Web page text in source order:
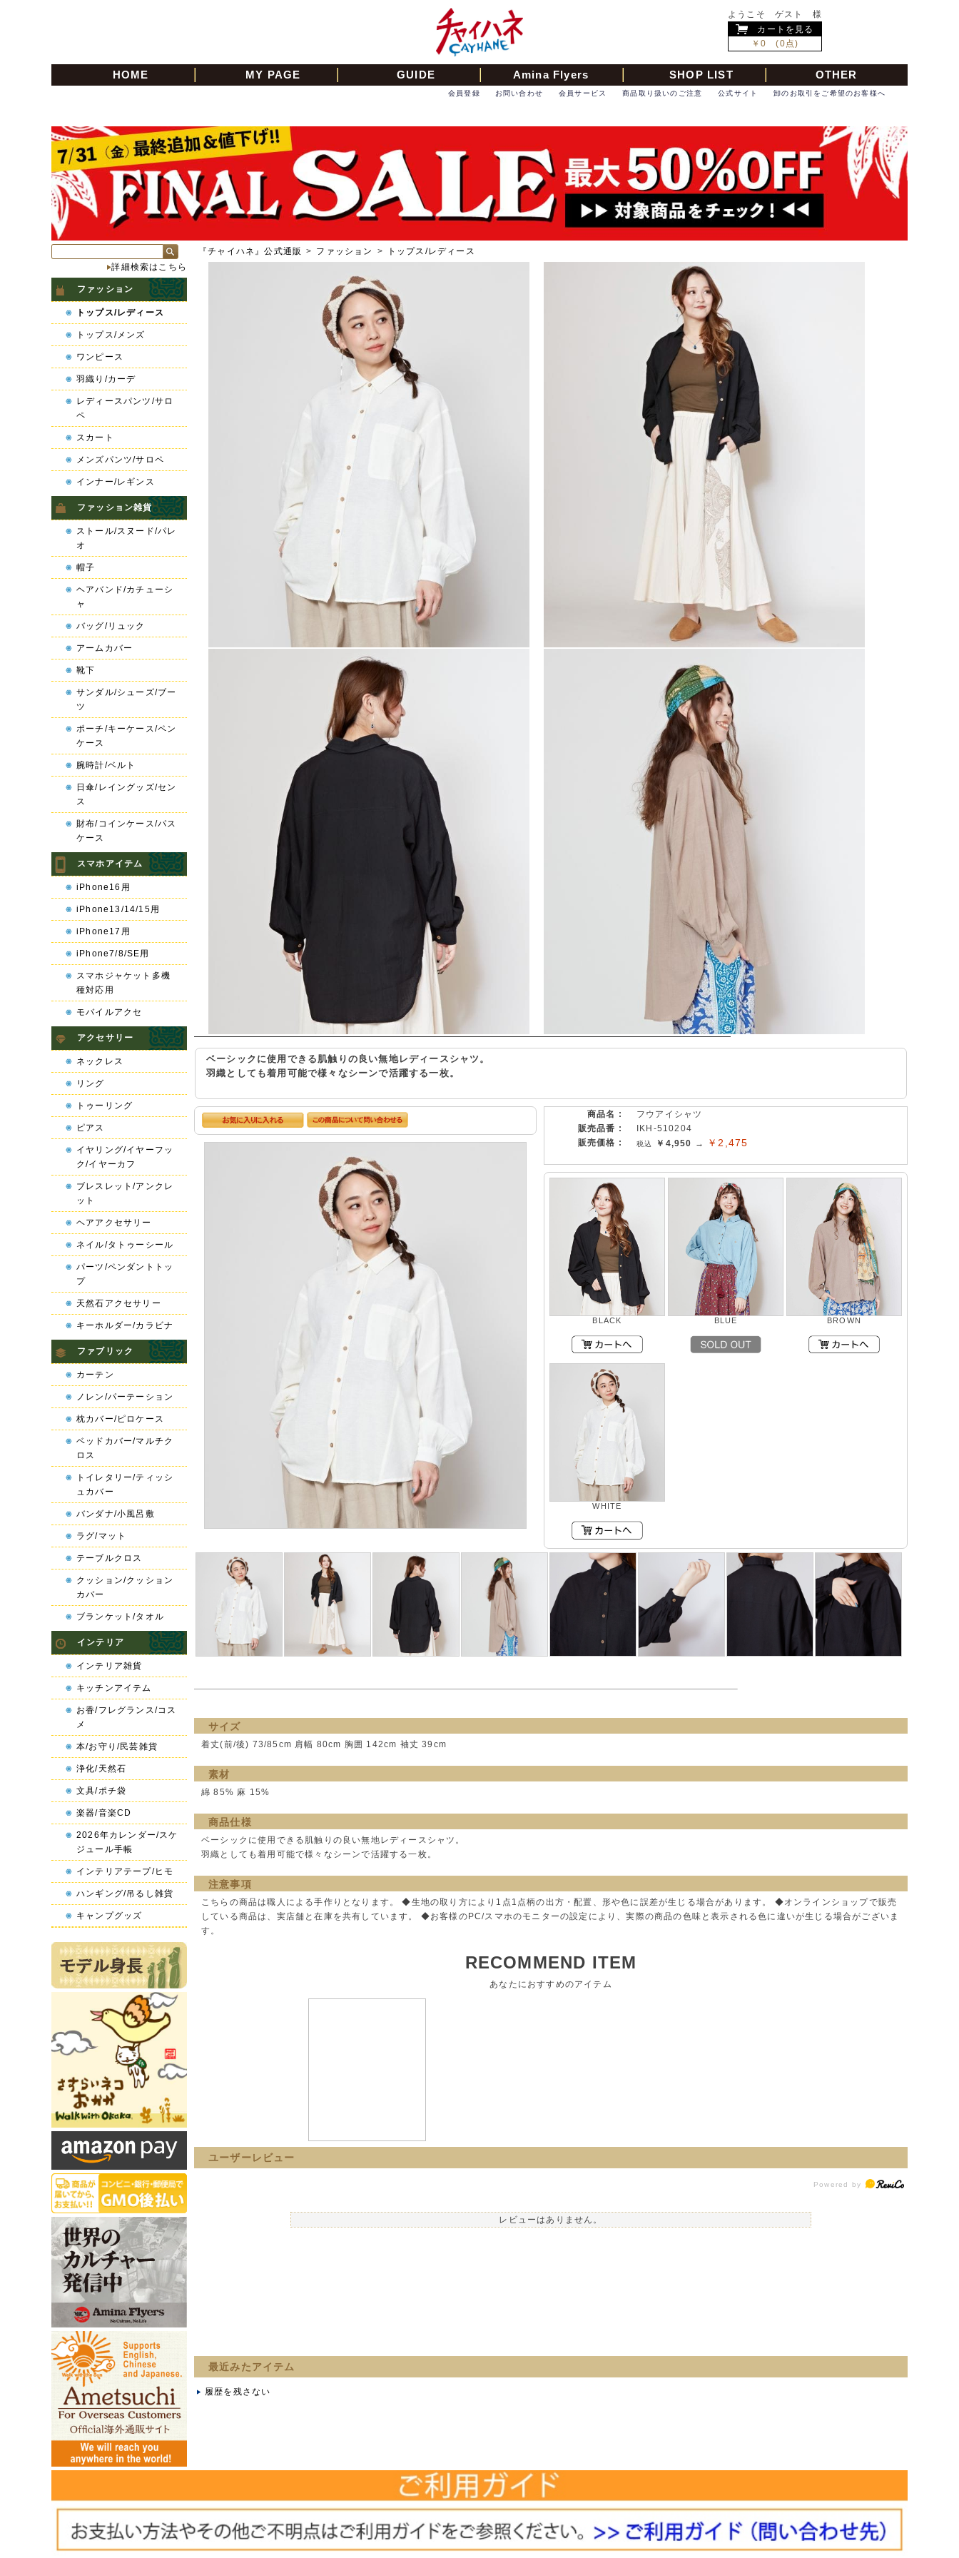
ようこそ ゲスト 様
カートを見る
￥0 (0点)
HOME MY PAGE GUIDE Amina Flyers SHOP LIST OTHER
卸のお取引をご希望のお客様へ
公式サイト
商品取り扱いのご注意
会員サービス
お問い合わせ
会員登録
『チャイハネ』公式通販 > ファッション > トップス/レディース
ベーシックに使用できる肌触りの良い無地レディースシャツ。
羽織としても着用可能で様々なシーンで活躍する一枚。
商品名 :
フウアイシャツ
販売品番 :
IKH-510204
販売価格 :
￥4,950 → ￥2,475
BLACK BLUE BROWN
WHITE
サイズ
着丈(前/後) 73/85cm 肩幅 80cm 胸囲 142cm 袖丈 39cm
素材
綿 85% 麻 15%
商品仕様
ベーシックに使用できる肌触りの良い無地レディースシャツ。
羽織としても着用可能で様々なシーンで活躍する一枚。
注意事項
こちらの商品は職人による手作りとなります。 ◆生地の取り方により1点1点柄の出方・配置、形や色に誤差が生じる場合があります。 ◆オンラインショップで販売
している商品は、実店舗と在庫を共有しています。 ◆お客様のPC/スマホのモニターの設定により、実際の商品の色味と表示される色に違いが生じる場合がございま
す。
RECOMMEND ITEM
あなたにおすすめのアイテム
ユーザーレビュー
レビューはありません。
最近みたアイテム
履歴を残さない
詳細検索はこちら
ファッション
トップス/レディース
トップス/メンズ
ワンピース
羽織り/カーデ
レディースパンツ/サロ
ペ
スカート
メンズパンツ/サロペ
インナー/レギンス
ファッション雑貨
ストール/スヌード/パレ
オ
帽子
ヘアバンド/カチューシ
ャ
バッグ/リュック
アームカバー
靴下
サンダル/シューズ/ブー
ツ
ポーチ/キーケース/ペン
ケース
腕時計/ベルト
日傘/レイングッズ/セン
ス
財布/コインケース/パス
ケース
スマホアイテム
iPhone16用
iPhone13/14/15用
iPhone17用
iPhone7/8/SE用
スマホジャケット多機
種対応用
モバイルアクセ
アクセサリー
ネックレス
リング
トゥーリング
ピアス
イヤリング/イヤーフッ
ク/イヤーカフ
ブレスレット/アンクレ
ット
ヘアアクセサリー
ネイル/タトゥーシール
パーツ/ペンダントトッ
プ
天然石アクセサリー
キーホルダー/カラビナ
ファブリック
カーテン
ノレン/パーテーション
枕カバー/ピロケース
ベッドカバー/マルチク
ロス
トイレタリー/ティッシ
ュカバー
バンダナ/小風呂敷
ラグ/マット
テーブルクロス
クッション/クッション
カバー
ブランケット/タオル
インテリア
インテリア雑貨
キッチンアイテム
お香/フレグランス/コス
メ
本/お守り/民芸雑貨
浄化/天然石
文具/ポチ袋
楽器/音楽CD
2026年カレンダー/スケ
ジュール手帳
インテリアテープ/ヒモ
ハンギング/吊るし雑貨
キャンプグッズ